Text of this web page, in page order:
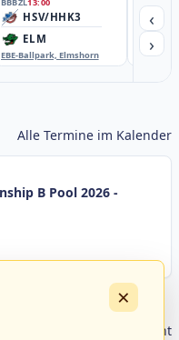
HSV/HHK3
ELM
EBE-Ballpark, Elmshorn
‹
›
Alle Termine im Kalender
B Pool 2026 -
Livestream Übersicht
×